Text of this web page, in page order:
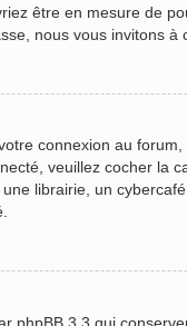
être en mesure de
nous vous invitons à
connexion au
veuillez cocher
librairie, un
phpBB 3.3 qui